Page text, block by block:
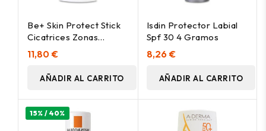
Be+ Skin Protect Stick
Cicatrices Zonas
Sensibles Spf50+ 8 Ml
11,80 €
AÑADIR AL CARRITO
Isdin Protector Labial
Spf 30 4 Gramos
8,26 €
AÑADIR AL CARRITO
15% / 40%